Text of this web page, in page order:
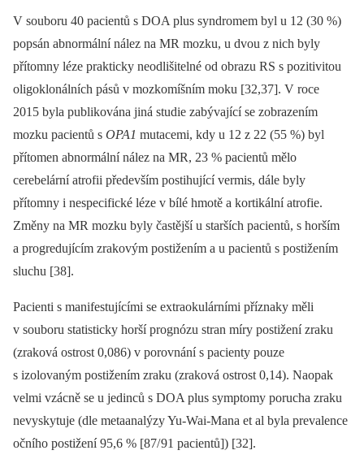
V souboru 40 pa­cientů s DOA plus syndromem byl u 12 (30 %)
popsán abnormální nález na MR mozku, u dvou z nich byly
přítomny léze prakticky neodlišitelné od obrazu RS s pozitivitou
oligoklonálních pásů v mozkomíšním moku [32,37]. V roce
2015 byla publikována jiná studie zabývající se zobrazením
mozku pa­cientů s OPA1 mutacemi, kdy u 12 z 22 (55 %) byl
přítomen abnormální nález na MR, 23 % pa­cientů mělo
cerebelární atrofii především postihující vermis, dále byly
přítomny i nespecifické léze v bílé hmotě a kortikální atrofie.
Změny na MR mozku byly častější u starších pa­cientů, s horším
a progredujícím zrakovým postižením a u pa­cientů s postižením
sluchu [38].
Pa­cienti s manifestujícími se extraokulárními příznaky měli
v souboru statisticky horší prognózu stran míry postižení zraku
(zraková ostrost 0,086) v porovnání s pa­cienty pouze
s izolovaným postižením zraku (zraková ostrost 0,14). Naopak
velmi vzácně se u jedinců s DOA plus symp­tomy porucha zraku
nevyskytuje (dle metaanalýzy Yu-Wai-Mana et al byla prevalence
očního postižení 95,6 % [87/ 91 pa­cientů]) [32].